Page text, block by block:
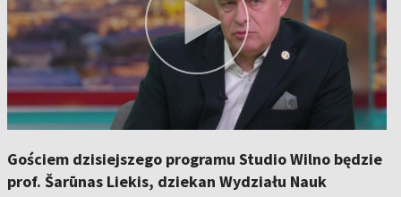
Gościem dzisiejszego programu Studio Wilno będzie
prof. Šarūnas Liekis, dziekan Wydziału Nauk